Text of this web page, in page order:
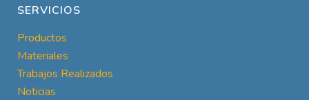
SERVICIOS
Productos
Materiales
Trabajos Realizados
Noticias